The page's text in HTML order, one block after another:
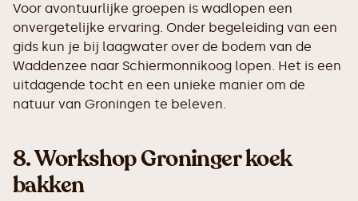
Voor avontuurlijke groepen is wadlopen een
onvergetelijke ervaring. Onder begeleiding van een
gids kun je bij laagwater over de bodem van de
Waddenzee naar Schiermonnikoog lopen. Het is een
uitdagende tocht en een unieke manier om de
natuur van Groningen te beleven.
8.Workshop Groninger koek
bakken